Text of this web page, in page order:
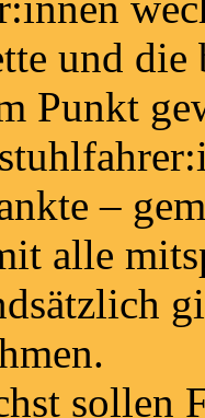
und die
Punkt
–
alle
sollen